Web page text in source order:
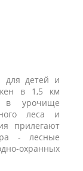
для детей и
в 1,5 км
в урочище
леса и
прилегают
- лесные
охранных